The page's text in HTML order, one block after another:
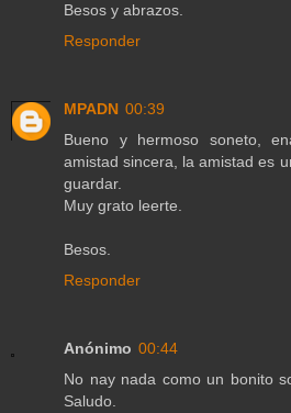
Besos y abrazos.
Responder
MPADN 00:39
Bueno y hermoso soneto,
amistad sincera, la amistad es
guardar.
Muy grato leerte.
Besos.
Responder
Anónimo 00:44
No nay nada como un bonito
Saludo.